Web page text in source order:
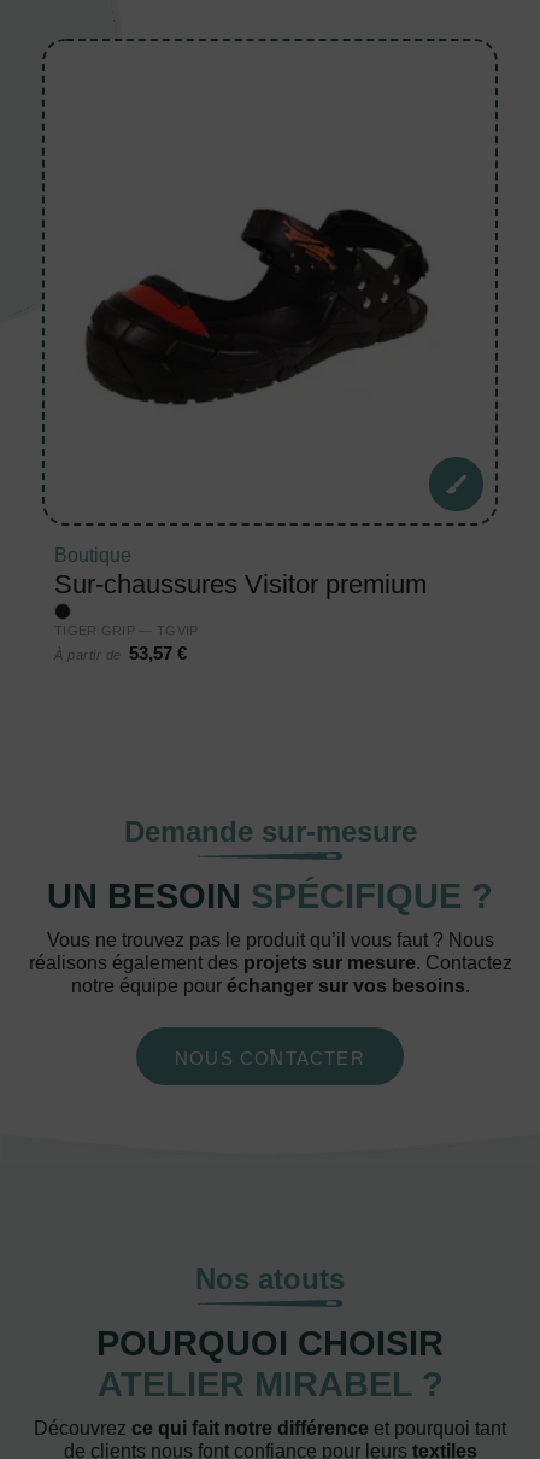
Boutique
Sur-chaussures Visitor premium
TIGER GRIP — TGVIP
À partir de
53,57 €
Demande sur-mesure
UN BESOIN SPÉCIFIQUE ?
Vous ne trouvez pas le produit qu’il vous faut ? Nous
réalisons également des projets sur mesure. Contactez
notre équipe pour échanger sur vos besoins.
NOUS CONTACTER
Nos atouts
POURQUOI CHOISIR
ATELIER MIRABEL ?
Découvrez ce qui fait notre différence et pourquoi tant
de clients nous font confiance pour leurs textiles